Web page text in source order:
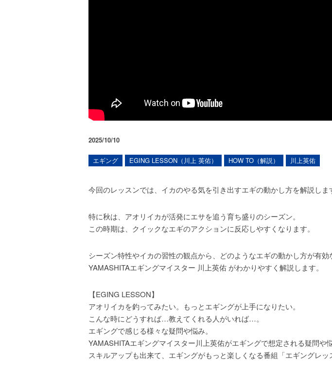
2025/10/10
エギング EGING LESSON（川上 英佑） HOW TO（解説） 川上英佑
今回のレッスンでは、イカのやる気を引き出すエギの動かし方を解説しま
特に秋は、アオリイカが活発にエサを追う育ち盛りのシーズン。
この時期は、クイックなエギのアクションに反応しやすくなります。
シーズン特性やイカの習性の観点から、どのようなエギの動かし方が有
YAMASHITAエギングマイスター 川上英佑 がわかりやすく解説します。
【EGING LESSON】
アオリイカを釣ってみたい。もっとエギングが上手になりたい。
こんな時にどうすれば…教えてくれる人がいれば…。
エギングで感じる様々な疑問や悩み。
YAMASHITAエギングマイスター川上英佑がエギングで想定される疑問や
スキルアップも出来て、エギングがもっと楽しくなる番組「エギングレッ